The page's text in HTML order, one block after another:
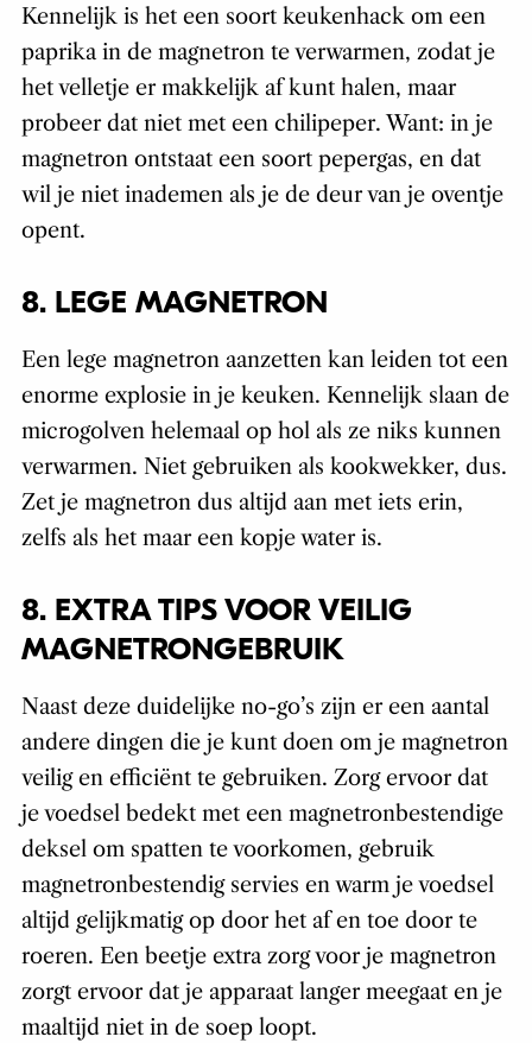
Kennelijk is het een soort keukenhack om een
paprika in de magnetron te verwarmen, zodat je
het velletje er makkelijk af kunt halen, maar
probeer dat niet met een chilipeper. Want: in je
magnetron ontstaat een soort pepergas, en dat
wil je niet inademen als je de deur van je oventje
opent.
8. LEGE MAGNETRON
Een lege magnetron aanzetten kan leiden tot een
enorme explosie in je keuken. Kennelijk slaan de
microgolven helemaal op hol als ze niks kunnen
verwarmen. Niet gebruiken als kookwekker, dus.
Zet je magnetron dus altijd aan met iets erin,
zelfs als het maar een kopje water is.
8. EXTRA TIPS VOOR VEILIG
MAGNETRONGEBRUIK
Naast deze duidelijke no-go’s zijn er een aantal
andere dingen die je kunt doen om je magnetron
veilig en efficiënt te gebruiken. Zorg ervoor dat
je voedsel bedekt met een magnetronbestendige
deksel om spatten te voorkomen, gebruik
magnetronbestendig servies en warm je voedsel
altijd gelijkmatig op door het af en toe door te
roeren. Een beetje extra zorg voor je magnetron
zorgt ervoor dat je apparaat langer meegaat en je
maaltijd niet in de soep loopt.